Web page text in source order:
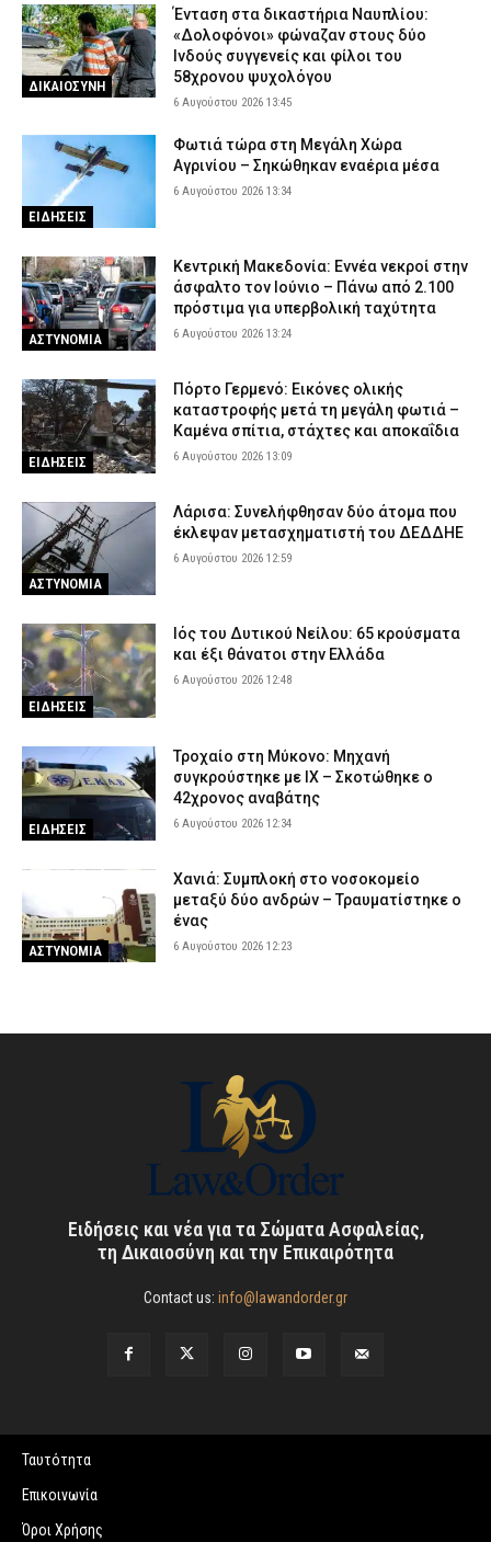
ΔΙΚΑΙΟΣΥΝΗ
Ένταση στα δικαστήρια Ναυπλίου:
«Δολοφόνοι» φώναζαν στους δύο
Ινδούς συγγενείς και φίλοι του
58χρονου ψυχολόγου
6 Αυγούστου 2026 13:45
ΕΙΔΗΣΕΙΣ
Φωτιά τώρα στη Μεγάλη Χώρα
Αγρινίου – Σηκώθηκαν εναέρια μέσα
6 Αυγούστου 2026 13:34
ΑΣΤΥΝΟΜΙΑ
Κεντρική Μακεδονία: Εννέα νεκροί στην
άσφαλτο τον Ιούνιο – Πάνω από 2.100
πρόστιμα για υπερβολική ταχύτητα
6 Αυγούστου 2026 13:24
ΕΙΔΗΣΕΙΣ
Πόρτο Γερμενό: Εικόνες ολικής
καταστροφής μετά τη μεγάλη φωτιά –
Καμένα σπίτια, στάχτες και αποκαΐδια
6 Αυγούστου 2026 13:09
ΑΣΤΥΝΟΜΙΑ
Λάρισα: Συνελήφθησαν δύο άτομα που
έκλεψαν μετασχηματιστή του ΔΕΔΔΗΕ
6 Αυγούστου 2026 12:59
ΕΙΔΗΣΕΙΣ
Ιός του Δυτικού Νείλου: 65 κρούσματα
και έξι θάνατοι στην Ελλάδα
6 Αυγούστου 2026 12:48
ΕΙΔΗΣΕΙΣ
Τροχαίο στη Μύκονο: Μηχανή
συγκρούστηκε με ΙΧ – Σκοτώθηκε ο
42χρονος αναβάτης
6 Αυγούστου 2026 12:34
ΑΣΤΥΝΟΜΙΑ
Χανιά: Συμπλοκή στο νοσοκομείο
μεταξύ δύο ανδρών – Τραυματίστηκε ο
ένας
6 Αυγούστου 2026 12:23
Ειδήσεις και νέα για τα Σώματα Ασφαλείας,
τη Δικαιοσύνη και την Επικαιρότητα
Contact us: info@lawandorder.gr
Ταυτότητα
Επικοινωνία
Όροι Χρήσης